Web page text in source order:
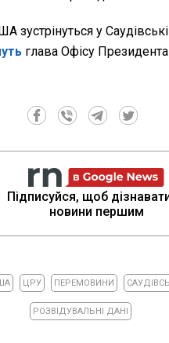
зустрінуться у
глава Офісу
Підписуйся, щоб
новини першим
ЦРУ ПЕРЕМОВИНИ
РОЗВІДУВАЛЬНІ ДАНІ